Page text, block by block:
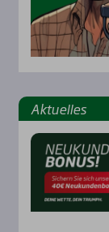
Aktu­el­les